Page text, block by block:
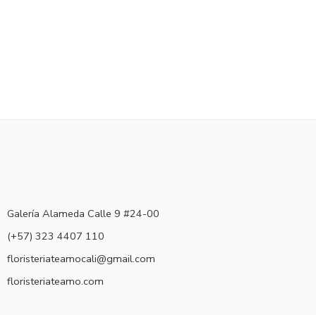
Galería Alameda Calle 9 #24-00
(+57) 323 4407 110
floristeriateamocali@gmail.com
floristeriateamo.com